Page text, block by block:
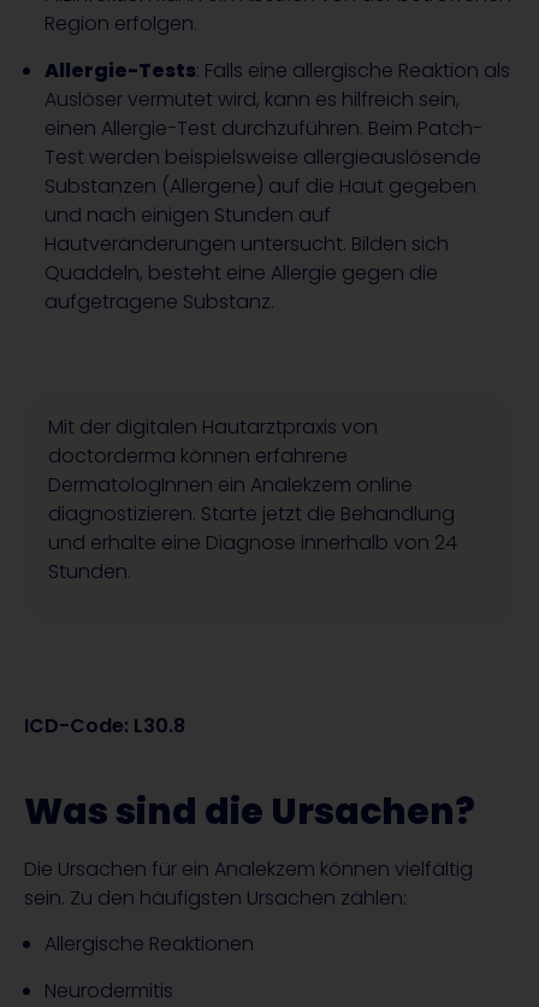
Region erfolgen.
Allergie-Tests: Falls eine allergische Reaktion als
Auslöser vermutet wird, kann es hilfreich sein,
einen Allergie-Test durchzuführen. Beim Patch-
Test werden beispielsweise allergieauslösende
Substanzen (Allergene) auf die Haut gegeben
und nach einigen Stunden auf
Hautveränderungen untersucht. Bilden sich
Quaddeln, besteht eine Allergie gegen die
aufgetragene Substanz.
Mit der digitalen Hautarztpraxis von
doctorderma können erfahrene
DermatologInnen ein Analekzem online
diagnostizieren. Starte jetzt die Behandlung
und erhalte eine Diagnose innerhalb von 24
Stunden.
ICD-Code: L30.8
Was sind die Ursachen?
Die Ursachen für ein Analekzem können vielfältig
sein. Zu den häufigsten Ursachen zählen:
Allergische Reaktionen
Neurodermitis